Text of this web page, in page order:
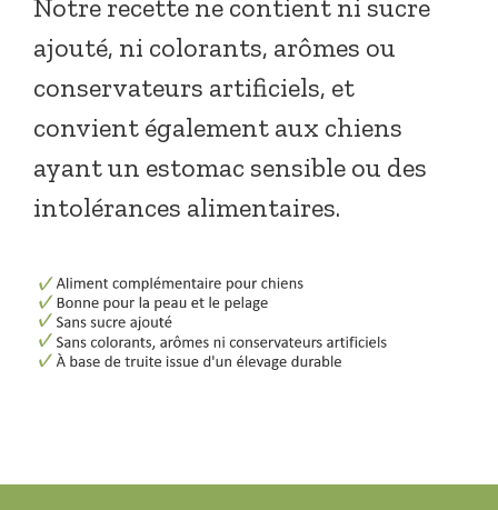
Notre recette ne contient ni sucre
ajouté, ni colorants, arômes ou
conservateurs artificiels, et
convient également aux chiens
ayant un estomac sensible ou des
intolérances alimentaires.